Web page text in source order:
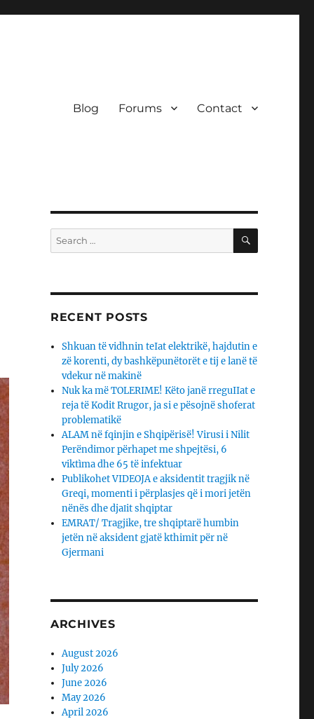
Blog Forums Contact
Search
for:
SEARCH
RECENT POSTS
Shkuan të vidhnin teIat elektrikë, hajdutin e
zë korenti, dy bashkëpunëtorët e tij e lanë të
vdekur në makinë
Nuk ka më TOLERIME! Këto janë rreguIIat e
reja të Kodit Rrugor, ja si e pësojnë shoferat
problematikë
ALAM në fqinjin e Shqipërisë! Virusi i Nilit
Perëndimor përhapet me shpejtësi, 6
viktìma dhe 65 të infektuar
Publikohet VIDEOJA e aksidentit tragjik në
Greqi, momenti i përplasjes që i mori jetën
nënës dhe djaΙit shqiptar
EMRAT/ Tragjike, tre shqiptarë humbin
jetën në aksident gjatë kthimit për në
Gjermani
ARCHIVES
August 2026
July 2026
June 2026
May 2026
April 2026